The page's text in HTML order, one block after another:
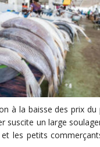
à la baisse des prix
suscite un large
les petits